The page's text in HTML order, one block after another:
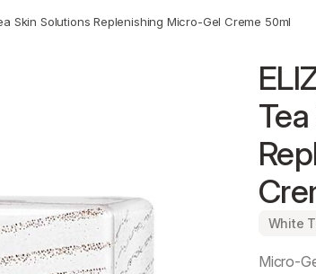
Skin Solutions Replenishing Micro-Gel Creme 50ml
White
Micro-